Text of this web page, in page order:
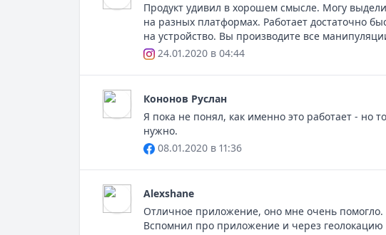
Продукт удивил в хорошем смысле. Могу
на разных платформах. Работает достаточно
на устройство. Вы производите все
24.01.2020 в 04:44
Кононов Руслан
Я пока не понял, как именно это работает - но
нужно.
08.01.2020 в 11:36
Alexshane
Отличное приложение, оно мне очень помогло.
Вспомнил про приложение и через